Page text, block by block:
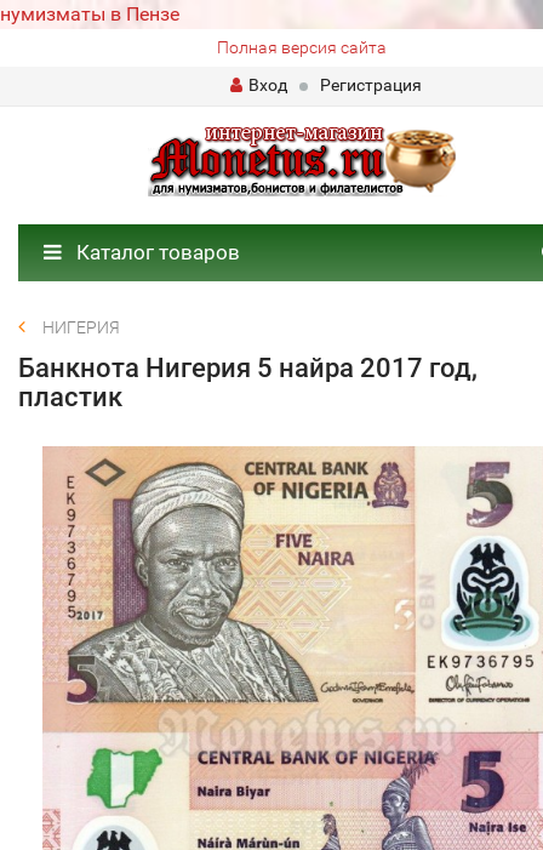
нумизматы в Пензе
Полная версия сайта
Вход
Регистрация
Каталог товаров
НИГЕРИЯ
Банкнота Нигерия 5 найра 2017 год,
пластик